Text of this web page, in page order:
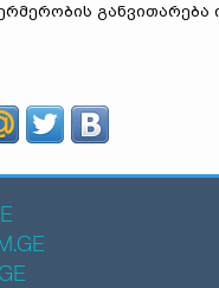
განვითარება